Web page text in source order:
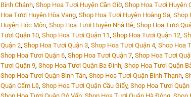
Bình Chánh, Shop Hoa Tươi Huyện Cần Giờ, Shop Hoa Tươi Huyện
Hoa Tươi Huyện Hòa Vang, Shop Hoa Tươi Huyện Hoàng Sa, Shop
Huyện Hóc Môn, Shop Hoa Tươi Huyện Nhà Bè, Shop Hoa Tươi
Tươi Quận 10, Shop Hoa Tươi Quận 11 Shop Hoa Tươi Quận 12,
Quận 2, Shop Hoa Tươi Quận 3, Shop Hoa Tươi Quận 4, Shop Hoa
Shop Hoa Tươi Quận 6, Shop Hoa Tươi Quận 7, Shop Hoa Tươi
Tươi Quận 9, Shop Hoa Tươi Quận Ba Đình, Shop Hoa Tươi Quận
Shop Hoa Tươi Quận Bình Tân, Shop Hoa Tươi Quận Bình Thạnh,
Quận Cẩm Lệ, Shop Hoa Tươi Quận Cầu Giấy, Shop Hoa Tươi